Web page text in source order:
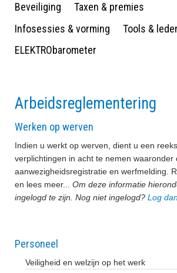
Over Nelectra
Onze leden
Lid worden
Webshop
Contact
Beveiliging
Taxen & premies
Infosessies & vorming
Tools &
ELEKTRObarometer
Arbeidsreglementering
Werken op werven
Indien u werkt op werven, dient u een
verplichtingen in acht te nemen waaronder
aanwezigheidsregistratie en werfmelding.
en lees meer... Om deze informatie
ingelogd te zijn. Nog niet ingelogd? Log
Personeel
Veiligheid en welzijn op het werk